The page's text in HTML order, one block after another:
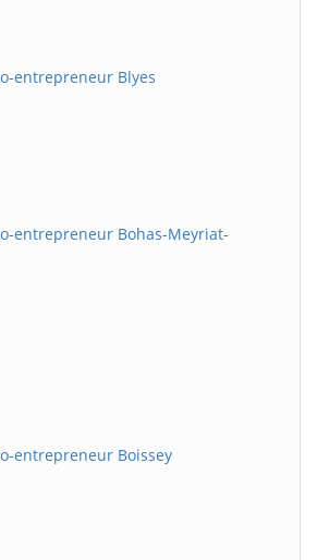
entrepreneur Blyes
entrepreneur Bohas-Meyriat-
entrepreneur Boissey